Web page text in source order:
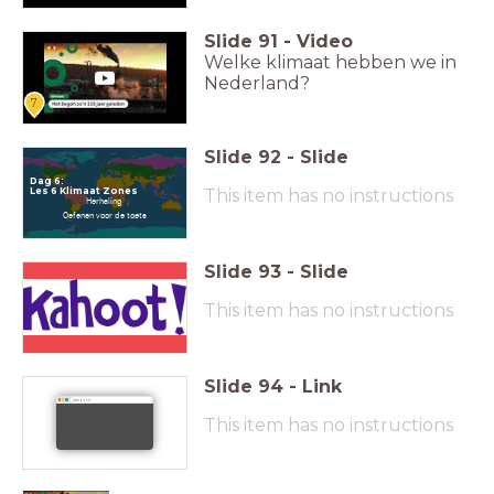
7
Slide 91 - Video
Welke klimaat hebben we in
Nederland?
Dag 6:
Les 6 Klimaat Zones
Herhaling
Oefenen voor de toets
Slide 92 - Slide
This item has no instructions
Slide 93 - Slide
This item has no instructions
kahoot.it
Slide 94 - Link
This item has no instructions